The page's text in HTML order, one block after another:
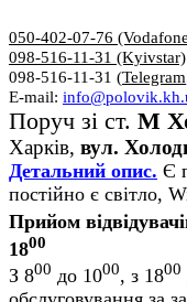
050-402-07-76
098-516-11-31 (Kyivstar)
098-516-11-31 (Telegram
E-mail:
Поруч зі ст. М
Харків, вул.
Детальний опис. Є
постійно є світло,
Прийом
1800
З 800 до 1000, з 1800